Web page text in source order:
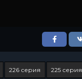
226 серия 225 серия